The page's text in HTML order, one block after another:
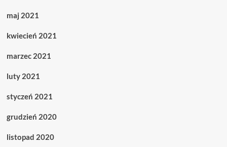
maj 2021
kwiecień 2021
marzec 2021
luty 2021
styczeń 2021
grudzień 2020
listopad 2020